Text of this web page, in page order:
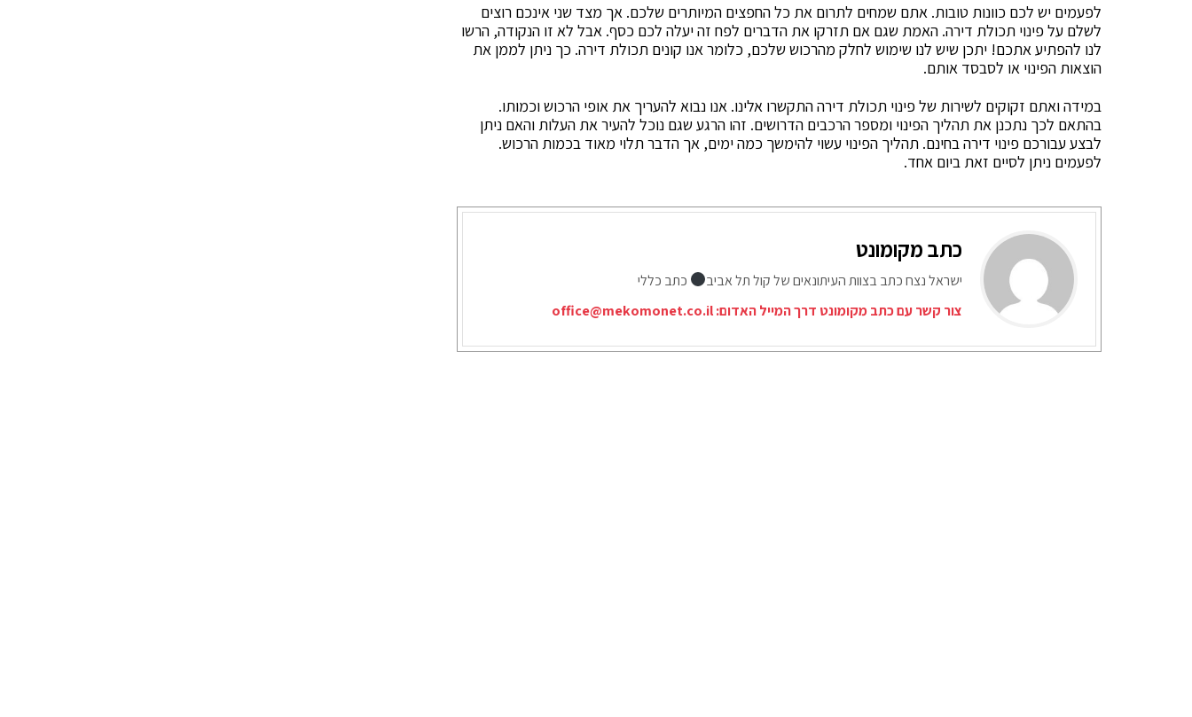
לפעמים יש לכם כוונות טובות. אתם שמחים לתרום את כל החפצים המיותרים שלכם. אך מצד שני אינכם רוצים
לשלם על פינוי תכולת דירה. האמת שגם אם תזרקו את הדברים לפח זה יעלה לכם כסף. אבל לא זו הנקודה, הרשו
לנו להפתיע אתכם! יתכן שיש לנו שימוש לחלק מהרכוש שלכם, כלומר אנו קונים תכולת דירה. כך ניתן לממן את
הוצאות הפינוי או לסבסד אותם.
במידה ואתם זקוקים לשירות של פינוי תכולת דירה התקשרו אלינו. אנו נבוא להעריך את אופי הרכוש וכמותו.
בהתאם לכך נתכנן את תהליך הפינוי ומספר הרכבים הדרושים. זהו הרגע שגם נוכל להעיר את העלות והאם ניתן
לבצע עבורכם פינוי דירה בחינם. תהליך הפינוי עשוי להימשך כמה ימים, אך הדבר תלוי מאוד בכמות הרכוש.
לפעמים ניתן לסיים זאת ביום אחד.
כתב מקומונט
ישראל נצח כתב בצוות העיתונאים של קול תל אביב
כתב כללי
צור קשר עם כתב מקומונט דרך המייל האדום:office@mekomonet.co.il